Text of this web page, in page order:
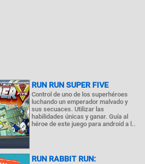
RUN RUN SUPER FIVE
Control de uno de los superhéroes
luchando un emperador malvado y
sus secuaces. Utilizar las
habilidades únicas y ganar. Guía al
héroe de este juego para android a l..
RUN RABBIT RUN: